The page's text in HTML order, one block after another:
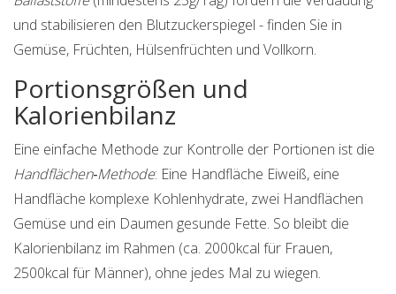
und stabilisieren den Blutzuckerspiegel - finden Sie in
Gemüse, Früchten, Hülsenfrüchten und Vollkorn.
Portionsgrößen und
Kalorienbilanz
Eine einfache Methode zur Kontrolle der Portionen ist die
Handflächen‑Methode: Eine Handfläche Eiweiß, eine
Handfläche komplexe Kohlenhydrate, zwei Handflächen
Gemüse und ein Daumen gesunde Fette. So bleibt die
Kalorienbilanz im Rahmen (ca. 2000kcal für Frauen,
2500kcal für Männer), ohne jedes Mal zu wiegen.